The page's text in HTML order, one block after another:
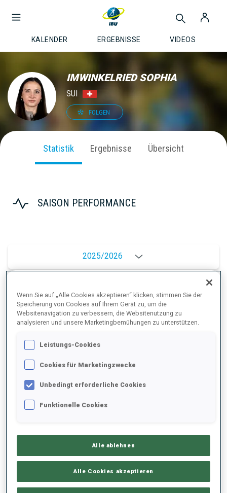
KALENDER ERGEBNISSE VIDEOS
IMWINKELRIED SOPHIA
SUI
FOLGEN
Statistik Ergebnisse Übersicht
SAISON PERFORMANCE
2025/2026
PERFORMANCE
LIEGENDSCHIESSEN
STEHENDSCHIESSEN
PERFORMANCE TREND
KEINE DATEN VORHANDEN
Wenn Sie auf „Alle Cookies akzeptieren“ klicken, stimmen Sie der
Speicherung von Cookies auf Ihrem Gerät zu, um die
Websitenavigation zu verbessern, die Websitenutzung zu
analysieren und unsere Marketingbemühungen zu unterstützen.
Leistungs-Cookies
Cookies für Marketingzwecke
Unbedingt erforderliche Cookies
Funktionelle Cookies
Alle ablehnen
Alle Cookies akzeptieren